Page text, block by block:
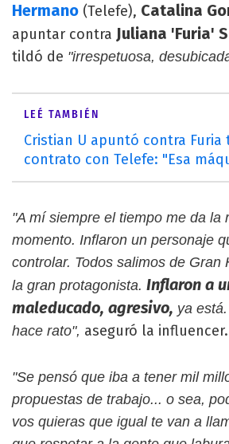
Hermano (Telefe), Catalina
apuntar contra Juliana 'Furia'
tildó de "irrespetuosa,
LEÉ TAMBIÉN
Cristian U apuntó contra Furia
contrato con Telefe: "Esa
"A mí siempre el tiempo me da la
momento. Inflaron un personaje
controlar. Todos salimos de Gran
la gran protagonista. Inflaron a
maleducado, agresivo, ya
hace rato", aseguró la influencer.
"Se pensó que iba a tener mil
propuestas de trabajo... o sea,
vos quieras que igual te van a